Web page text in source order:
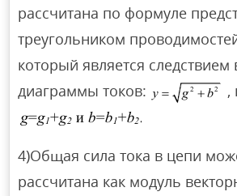
рассчитана по формуле
треугольником
который является следствием
диаграммы токов:
,
4)Общая сила тока в цепи
рассчитана как модуль